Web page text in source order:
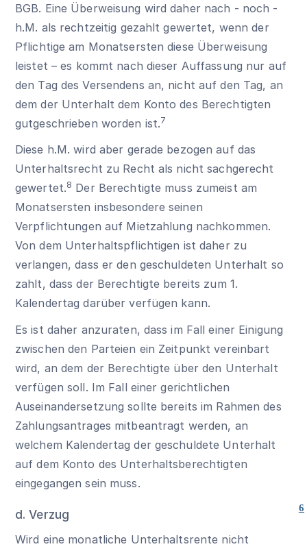
BGB. Eine Überweisung wird daher nach - noch -
h.M. als rechtzeitig gezahlt gewertet, wenn der
Pflichtige am Monatsersten diese Überweisung
leistet – es kommt nach dieser Auffassung nur auf
den Tag des Versendens an, nicht auf den Tag, an
dem der Unterhalt dem Konto des Berechtigten
gutgeschrieben worden ist.7
Diese h.M. wird aber gerade bezogen auf das
Unterhaltsrecht zu Recht als nicht sachgerecht
gewertet.8 Der Berechtigte muss zumeist am
Monatsersten insbesondere seinen
Verpflichtungen auf Mietzahlung nachkommen.
Von dem Unterhaltspflichtigen ist daher zu
verlangen, dass er den geschuldeten Unterhalt so
zahlt, dass der Berechtigte bereits zum 1.
Kalendertag darüber verfügen kann.
Es ist daher anzuraten, dass im Fall einer Einigung
zwischen den Parteien ein Zeitpunkt vereinbart
wird, an dem der Berechtigte über den Unterhalt
verfügen soll. Im Fall einer gerichtlichen
Auseinandersetzung sollte bereits im Rahmen des
Zahlungsantrages mitbeantragt werden, an
welchem Kalendertag der geschuldete Unterhalt
auf dem Konto des Unterhaltsberechtigten
eingegangen sein muss.
6
d. Verzug
Wird eine monatliche Unterhaltsrente nicht